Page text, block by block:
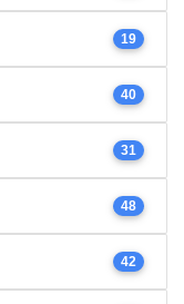
19
40
31
48
42